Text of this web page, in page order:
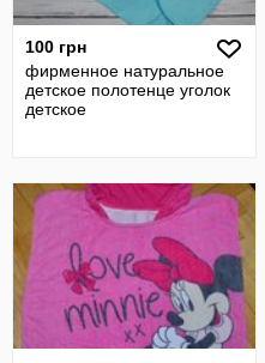
100 грн
фирменное натуральное
детское полотенце уголок
детское